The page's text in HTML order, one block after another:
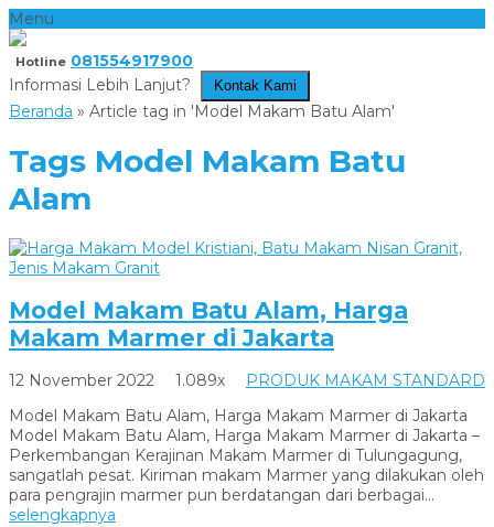
Menu
Hotline 081554917900
Informasi Lebih Lanjut?
Kontak Kami
Beranda » Article tag in 'Model Makam Batu Alam'
Tags Model Makam Batu
Alam
Model Makam Batu Alam, Harga
Makam Marmer di Jakarta
12 November 2022 1.089x
PRODUK MAKAM STANDARD
Model Makam Batu Alam, Harga Makam Marmer di Jakarta
Model Makam Batu Alam, Harga Makam Marmer di Jakarta –
Perkembangan Kerajinan Makam Marmer di Tulungagung,
sangatlah pesat. Kiriman makam Marmer yang dilakukan oleh
para pengrajin marmer pun berdatangan dari berbagai...
selengkapnya